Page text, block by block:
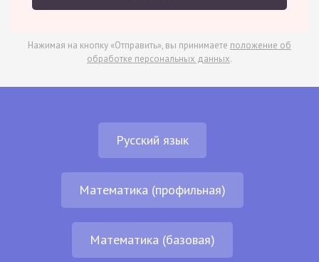
Нажимая на кнопку «Отправить», вы принимаете положение об
обработке персональных данных.
Русский язык
Математика (профильная)
Математика (базовая)